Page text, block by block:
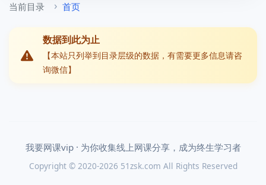
当前目录 首页
数据到此为止
【本站只列举到目录层级的数据，有需要更多信息请咨
询微信】
我要网课vip · 为你收集线上网课分享，成为终生学习者
Copyright © 2020-2026 51zsk.com All Rights Reserved